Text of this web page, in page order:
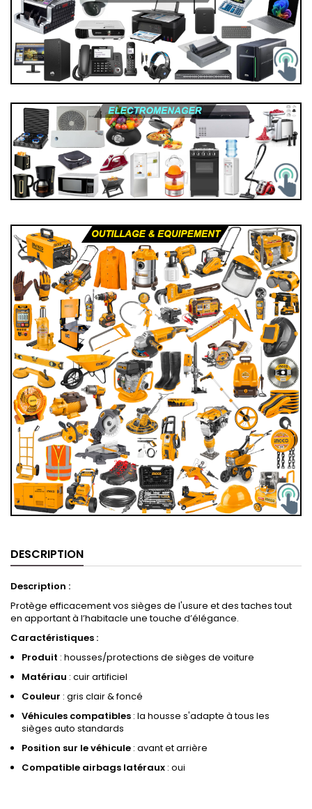
DESCRIPTION
Description :
Protège efficacement vos sièges de l'usure et des taches tout
en apportant à l’habitacle une touche d’élégance.
Caractéristiques :
Produit : housses/protections de sièges de voiture
Matériau : cuir artificiel
Couleur : gris clair & foncé
Véhicules compatibles : la housse s'adapte à tous les
sièges auto standards
Position sur le véhicule : avant et arrière
Compatible airbags latéraux : oui